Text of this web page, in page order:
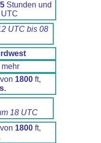
5Stunden und
UTC bis 08
1800ft,
18 UTC
1800ft,